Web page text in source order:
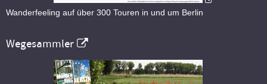
Wanderfeeling auf über 300 Touren in und um Berlin
Wegesammler